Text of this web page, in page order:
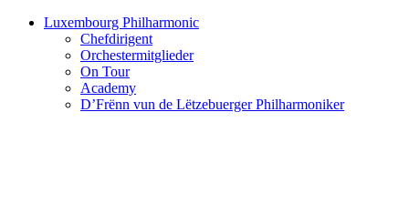
Luxembourg Philharmonic
Chefdirigent
Orchestermitglieder
On Tour
Academy
D’Frënn vun de Lëtzebuerger Philharmoniker